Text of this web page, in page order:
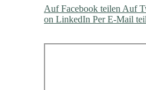
Auf Facebook teilen Auf
on LinkedIn Per E-Mail